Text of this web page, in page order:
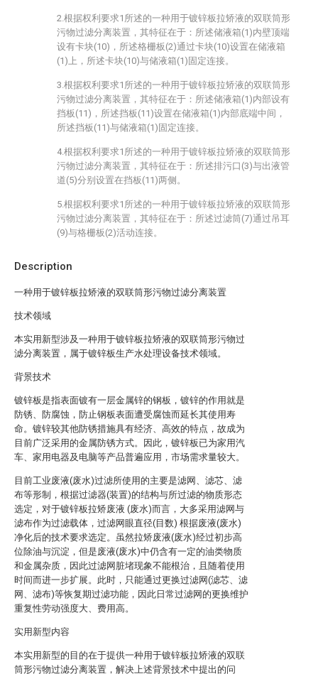
Description
一种用于镀锌板拉矫液的双联筒形污物过滤分离装置
技术领域
本实用新型涉及一种用于镀锌板拉矫液的双联筒形污物过
滤分离装置，属于镀锌板生产水处理设备技术领域。
背景技术
镀锌板是指表面镀有一层金属锌的钢板，镀锌的作用就是
防锈、防腐蚀，防止钢板表面遭受腐蚀而延长其使用寿
命。镀锌较其他防锈措施具有经济、高效的特点，故成为
目前广泛采用的金属防锈方式。因此，镀锌板已为家用汽
车、家用电器及电脑等产品普遍应用，市场需求量较大。
目前工业废液(废水)过滤所使用的主要是滤网、滤芯、滤
布等形制，根据过滤器(装置)的结构与所过滤的物质形态
选定，对于镀锌板拉矫废液 (废水)而言，大多采用滤网与
滤布作为过滤载体，过滤网眼直径(目数) 根据废液(废水)
净化后的技术要求选定。虽然拉矫废液(废水)经过初步高
位除油与沉淀，但是废液(废水)中仍含有一定的油类物质
和金属杂质，因此过滤网脏堵现象不能根治，且随着使用
时间而进一步扩展。此时，只能通过更换过滤网(滤芯、滤
网、滤布)等恢复期过滤功能，因此日常过滤网的更换维护
重复性劳动强度大、费用高。
实用新型内容
本实用新型的目的在于提供一种用于镀锌板拉矫液的双联
筒形污物过滤分离装置，解决上述背景技术中提出的问
2.根据权利要求1所述的一种用于镀锌板拉矫液的双联筒形
污物过滤分离装置，其特征在于：所述储液箱(1)内壁顶端
设有卡块(10)，所述格栅板(2)通过卡块(10)设置在储液箱
(1)上，所述卡块(10)与储液箱(1)固定连接。
3.根据权利要求1所述的一种用于镀锌板拉矫液的双联筒形
污物过滤分离装置，其特征在于：所述储液箱(1)内部设有
挡板(11)，所述挡板(11)设置在储液箱(1)内部底端中间，
所述挡板(11)与储液箱(1)固定连接。
4.根据权利要求1所述的一种用于镀锌板拉矫液的双联筒形
污物过滤分离装置，其特征在于：所述排污口(3)与出液管
道(5)分别设置在挡板(11)两侧。
5.根据权利要求1所述的一种用于镀锌板拉矫液的双联筒形
污物过滤分离装置，其特征在于：所述过滤筒(7)通过吊耳
(9)与格栅板(2)活动连接。